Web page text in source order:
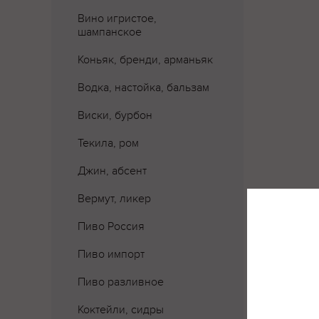
Вино игристое,
шампанское
Коньяк, бренди, арманьяк
Водка, настойка, бальзам
Виски, бурбон
Текила, ром
Джин, абсент
Вермут, ликер
Пиво Россия
Пиво импорт
Пиво разливное
Коктейли, сидры